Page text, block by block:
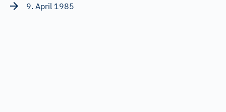
9. April 1985